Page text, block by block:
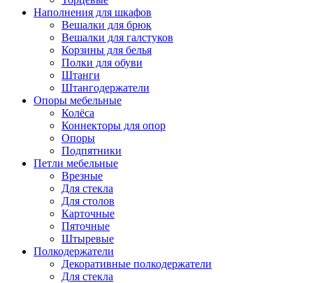
Наполнения для шкафов
Вешалки для брюк
Вешалки для галстуков
Корзины для белья
Полки для обуви
Штанги
Штангодержатели
Опоры мебельные
Колёса
Коннекторы для опор
Опоры
Подпятники
Петли мебельные
Врезные
Для стекла
Для столов
Карточные
Пяточные
Штыревые
Полкодержатели
Декоративные полкодержатели
Для стекла